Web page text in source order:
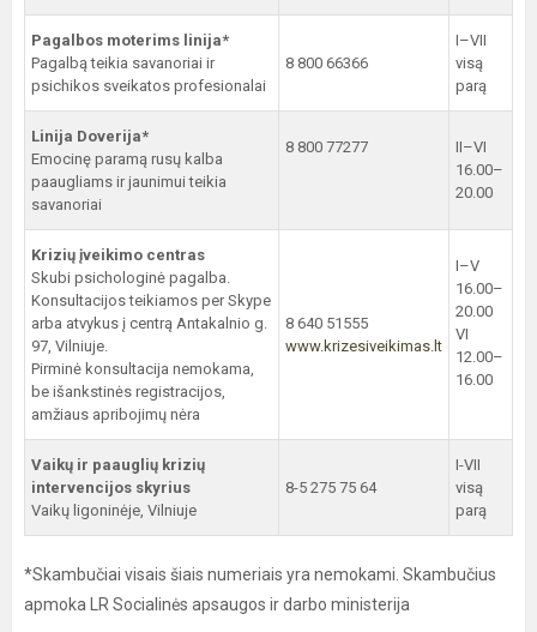
Pagalbos moterims linija*
Pagalbą teikia savanoriai ir
psichikos sveikatos profesionalai
8 800 66366
I–VII
visą
parą
Linija Doverija*
Emocinę paramą rusų kalba
paaugliams ir jaunimui teikia
savanoriai
8 800 77277
II–VI
16.00–
20.00
Krizių įveikimo centras
Skubi psichologinė pagalba.
Konsultacijos teikiamos per Skype
arba atvykus į centrą Antakalnio g.
97, Vilniuje.
Pirminė konsultacija nemokama,
be išankstinės registracijos,
amžiaus apribojimų nėra
8 640 51555
www.krizesiveikimas.lt
I–V
16.00–
20.00
VI
12.00–
16.00
Vaikų ir paauglių krizių
intervencijos skyrius
Vaikų ligoninėje, Vilniuje
8-5 275 75 64
I-VII
visą
parą
*Skambučiai visais šiais numeriais yra nemokami. Skambučius
apmoka LR Socialinės apsaugos ir darbo ministerija